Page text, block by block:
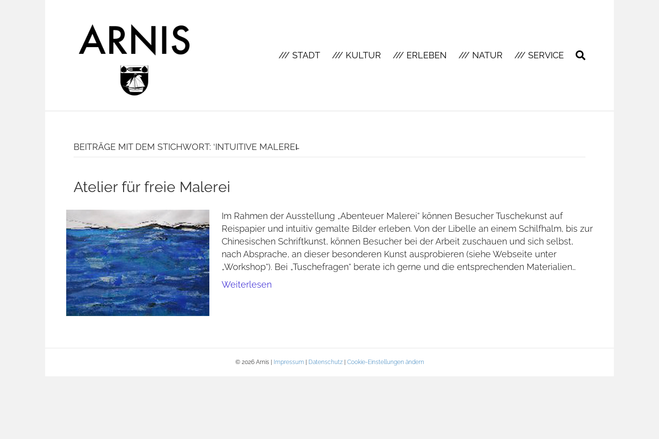
/// STADT /// KULTUR /// ERLEBEN /// NATUR /// SERVICE
BEITRÄGE MIT DEM STICHWORT: ‘INTUITIVE MALEREI̵
Atelier für freie Malerei
Im Rahmen der Ausstellung „Abenteuer Malerei“ können Besucher Tuschekunst auf
Reispapier und intuitiv gemalte Bilder erleben. Von der Libelle an einem Schilfhalm, bis zur
Chinesischen Schriftkunst, können Besucher bei der Arbeit zuschauen und sich selbst,
nach Absprache, an dieser besonderen Kunst ausprobieren (siehe Webseite unter
„Workshop“). Bei „Tuschefragen“ berate ich gerne und die entsprechenden Materialien…
Weiterlesen
© 2026 Arnis | Impressum| Datenschutz| Cookie-Einstellungen ändern